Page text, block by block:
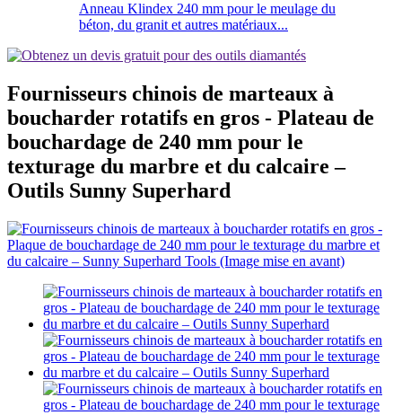
Anneau Klindex 240 mm pour le meulage du
béton, du granit et autres matériaux...
Fournisseurs chinois de marteaux à
boucharder rotatifs en gros - Plateau de
bouchardage de 240 mm pour le
texturage du marbre et du calcaire –
Outils Sunny Superhard